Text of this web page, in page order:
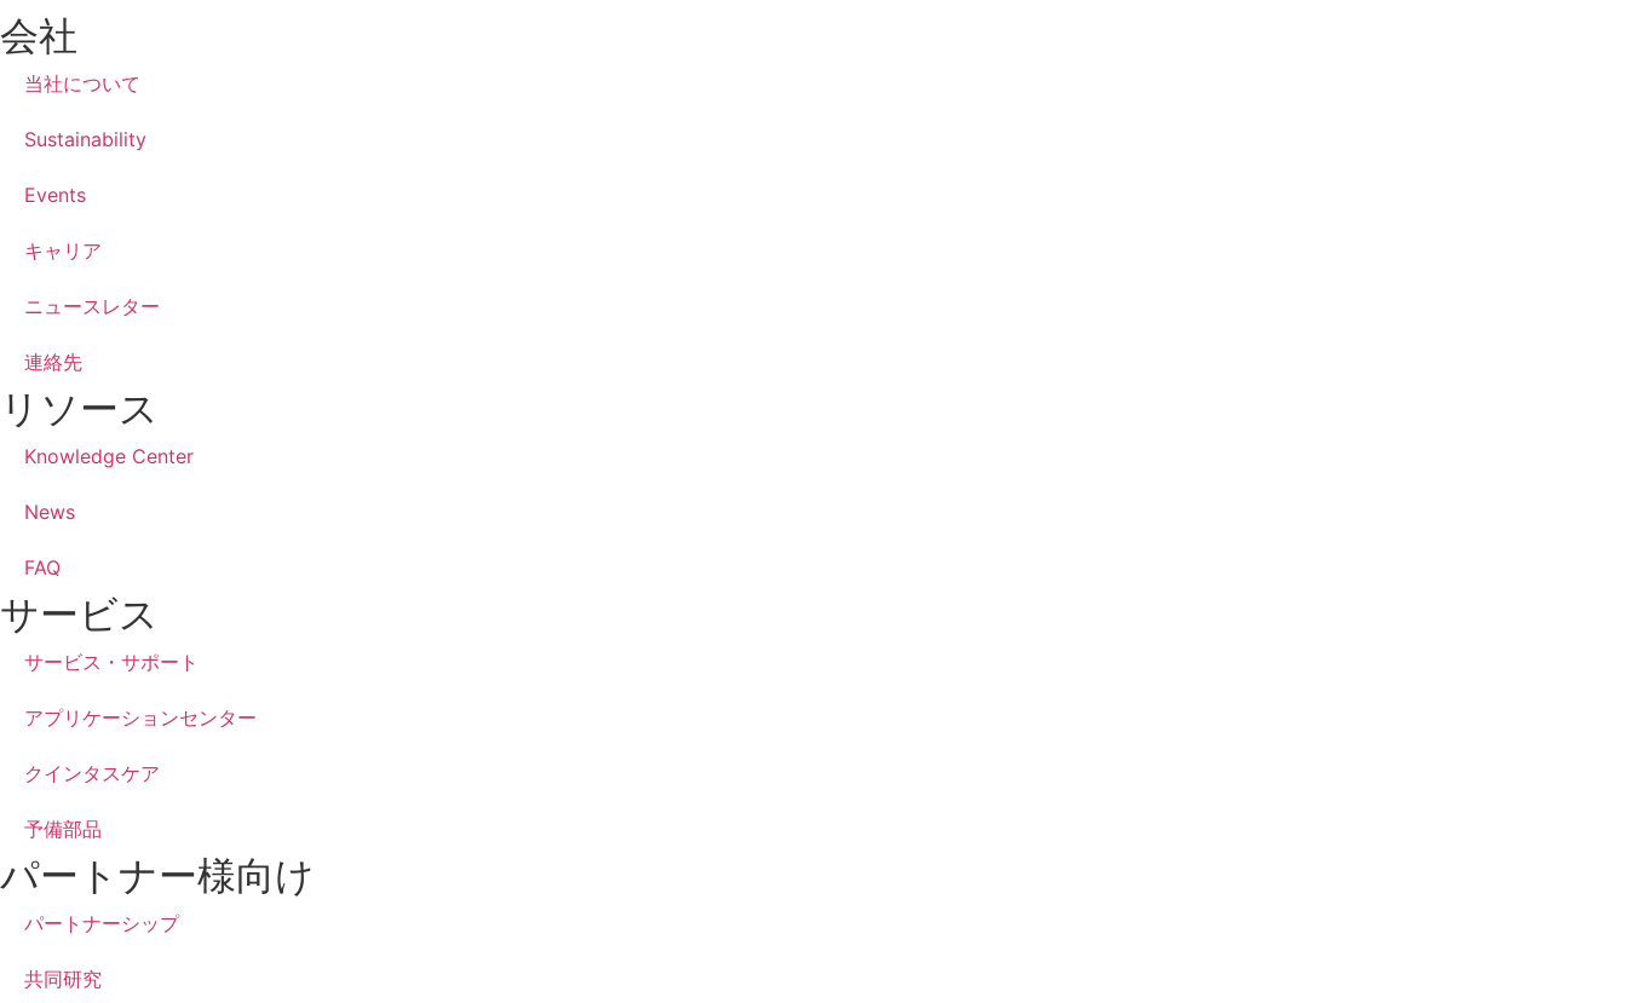
会社
当社について
Sustainability
Events
キャリア
ニュースレター
連絡先
リソース
Knowledge Center
News
FAQ
サービス
サービス・サポート
アプリケーションセンター
クインタスケア
予備部品
パートナー様向け
パートナーシップ
共同研究